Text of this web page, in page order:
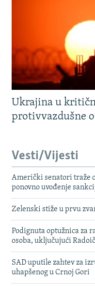
Ukrajina u
protivvazdušne
Vesti/Vijesti
Američki senatori traže
ponovno uvođenje
Zelenski stiže u prvu
Podignuta optužnica za
osoba, uključujući
SAD uputile zahtev za
uhapšenog u Crnoj Gori